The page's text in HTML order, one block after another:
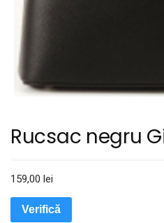
Rucsac negru
159,00 lei
Verifică